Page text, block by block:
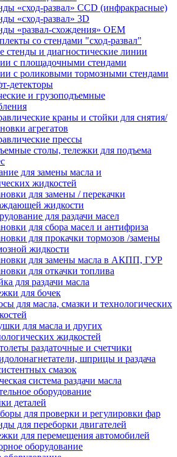
«сход-развал» CCD (инфракрасные)
«сход-развал» 3D
«развал-схождения» ОЕМ
со стендами "сход-развал"
стенды и диагностические линии
с площадочными стендами
с роликовыми тормозными стендами
детекторы
и грузоподъемные
краны и стойки для снятия/
агрегатов
прессы
столы, тележки для подъема
для замены масла и
жидкостей
для замены / перекачки
жидкости
для раздачи масел
для сбора масел и антифриза
для прокачки тормозов /замены
жидкости
для замены масла в АКПП, ГУР
для откачки топлива
для раздачи масла
для бочек
для масла, смазки и технологических
для масла и других
жидкостей
раздаточные и счетчики
шприцы и раздача
смазок
система раздачи масла
оборудование
деталей
для проверки и регулировки фар
для переборки двигателей
для перемещения автомобилей
оборудование